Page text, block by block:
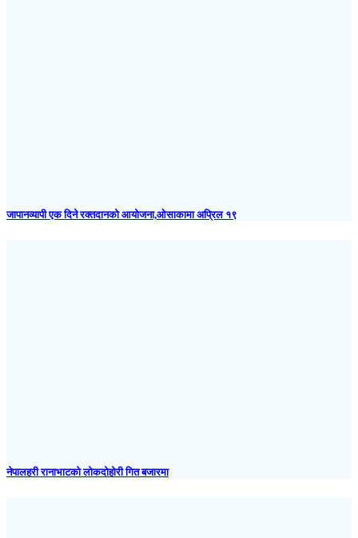
जापानव्यापी एक दिने रक्तदानको आयोजना,ओसाकामा अप्रिल १९
नेपालहरी रानाभाटको लोकदोहोरी गित बजारमा